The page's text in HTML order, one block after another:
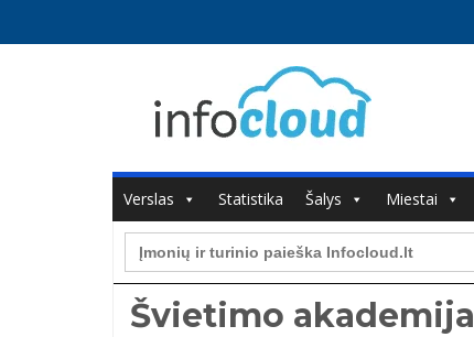
Verslas Statistika Šalys Miestai
Search
for:
Švietimo akademija